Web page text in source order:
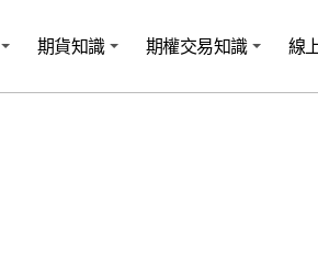
期貨知識 期權交易知識 線